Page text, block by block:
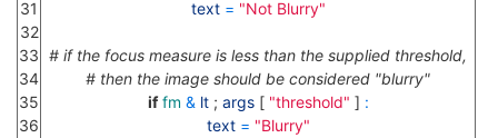
31
32
33
34
35
36
text = "Not Blurry"
# if the focus measure is less than the supplied threshold,
# then the image should be considered "blurry"
if fm & lt ; args [ "threshold" ] :
text = "Blurry"